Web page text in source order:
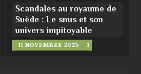
Scandales au royaume de
Suède : Le snus et son
univers impitoyable
11 NOVEMBRE 2025 1